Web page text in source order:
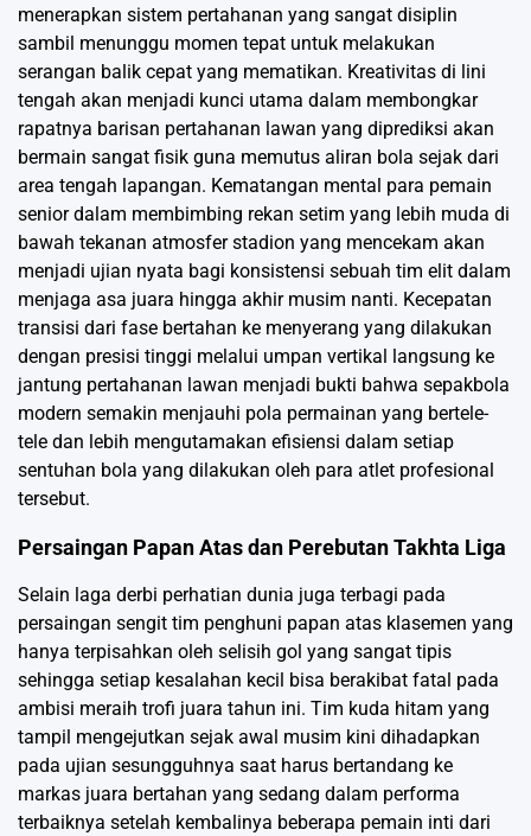
menerapkan sistem pertahanan yang sangat disiplin
sambil menunggu momen tepat untuk melakukan
serangan balik cepat yang mematikan. Kreativitas di lini
tengah akan menjadi kunci utama dalam membongkar
rapatnya barisan pertahanan lawan yang diprediksi akan
bermain sangat fisik guna memutus aliran bola sejak dari
area tengah lapangan. Kematangan mental para pemain
senior dalam membimbing rekan setim yang lebih muda di
bawah tekanan atmosfer stadion yang mencekam akan
menjadi ujian nyata bagi konsistensi sebuah tim elit dalam
menjaga asa juara hingga akhir musim nanti. Kecepatan
transisi dari fase bertahan ke menyerang yang dilakukan
dengan presisi tinggi melalui umpan vertikal langsung ke
jantung pertahanan lawan menjadi bukti bahwa sepakbola
modern semakin menjauhi pola permainan yang bertele-
tele dan lebih mengutamakan efisiensi dalam setiap
sentuhan bola yang dilakukan oleh para atlet profesional
tersebut.
Persaingan Papan Atas dan Perebutan Takhta Liga
Selain laga derbi perhatian dunia juga terbagi pada
persaingan sengit tim penghuni papan atas klasemen yang
hanya terpisahkan oleh selisih gol yang sangat tipis
sehingga setiap kesalahan kecil bisa berakibat fatal pada
ambisi meraih trofi juara tahun ini. Tim kuda hitam yang
tampil mengejutkan sejak awal musim kini dihadapkan
pada ujian sesungguhnya saat harus bertandang ke
markas juara bertahan yang sedang dalam performa
terbaiknya setelah kembalinya beberapa pemain inti dari